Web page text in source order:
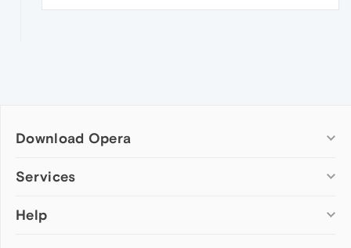
Download Opera
Computer browsers
Opera for Mac
Services
Add-ons
Help